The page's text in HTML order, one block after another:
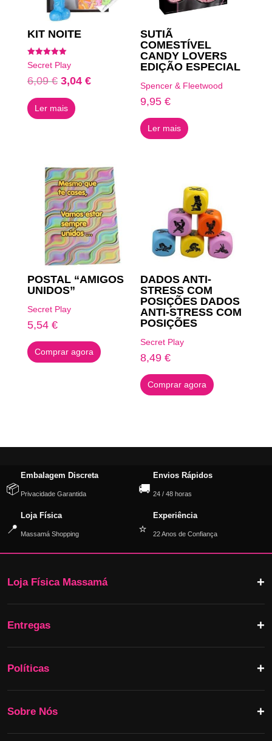
KIT NOITE
Avaliação
5.00
de 5
Secret Play
6,09€ O
preço
original
3,04 €O
Ler mais
SUTIÃ
COMESTÍVEL
CANDY LOVERS
EDIÇÃO ESPECIAL
Spencer & Fleetwood
9,95€
Ler mais
POSTAL “AMIGOS
UNIDOS”
Secret Play
5,54 €
Comprar agora
DADOS ANTI-
STRESS COM
POSIÇÕES DADOS
ANTI-STRESS COM
POSIÇÕES
Secret Play
8,49€
Comprar agora
📦
Embalagem Discreta
Privacidade Garantida 🚚
Envios Rápidos
24 / 48 horas
📍
Loja Física
Massamá Shopping ⭐
Experiência
22 Anos de Confiança
Loja Física Massamá
Entregas
Políticas
Sobre Nós